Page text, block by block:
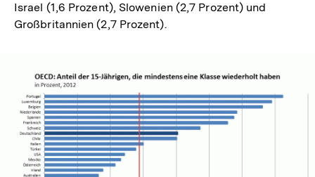
Israel (1,6 Prozent), Slowenien (2,7 Prozent) und
Großbritannien (2,7 Prozent).